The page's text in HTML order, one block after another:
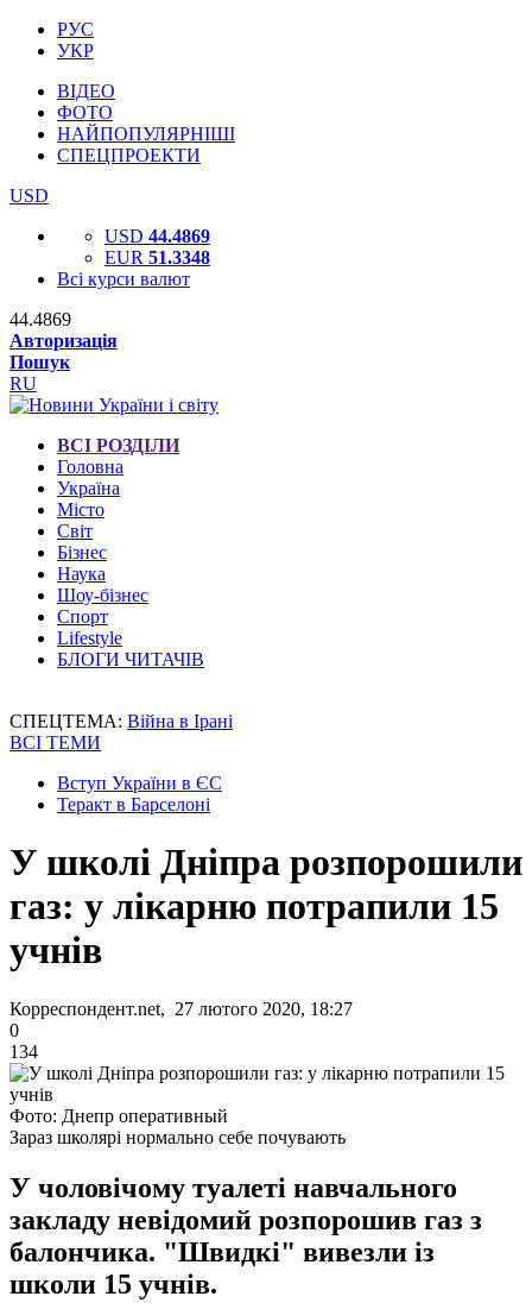
РУС
УКР
ВІДЕО
ФОТО
НАЙПОПУЛЯРНІШІ
СПЕЦПРОЕКТИ
USD
USD 44.4869
EUR 51.3348
Всі курси валют
44.4869
Авторизація
Пошук
RU
ВСІ РОЗДІЛИ
Головна
Україна
Місто
Світ
Бізнес
Наука
Шоу-бізнес
Спорт
Lifestyle
БЛОГИ ЧИТАЧІВ
СПЕЦТЕМА: Війна в Ірані
ВСІ ТЕМИ
Вступ України в ЄС
Теракт в Барселоні
У школі Дніпра розпорошили
газ: у лікарню потрапили 15
учнів
Корреспондент.net, 27 лютого 2020, 18:27
0
134
Фото: Днепр оперативный
Зараз школярі нормально себе почувають
У чоловічому туалеті навчального
закладу невідомий розпорошив газ з
балончика. "Швидкі" вивезли із
школи 15 учнів.